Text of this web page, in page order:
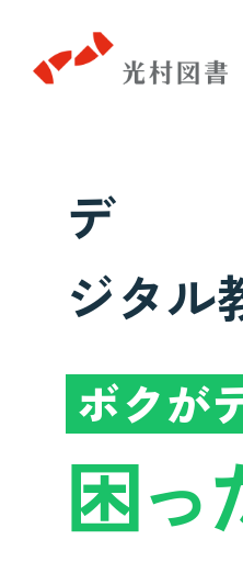
デ
ジタル
ボクが
困っ